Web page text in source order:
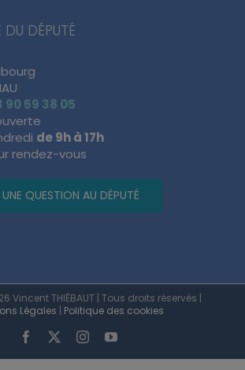
DU DÉPUTÉ
90 59 38 05
de 9h à 17h
rendez-vous
QUESTION AU DÉPUTÉ
Vincent THIÉBAUT | Tous droits réservés |
Légales | Politique des cookies
Facebook InstagramYouTube